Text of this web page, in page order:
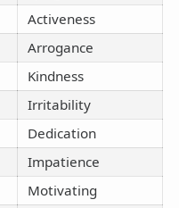
Activeness
Arrogance
Kindness
Irritability
Dedication
Impatience
Motivating